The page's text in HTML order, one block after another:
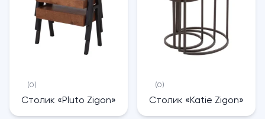
(0)
Столик «Pluto Zigon»
(0)
Столик «Katie Zigon»